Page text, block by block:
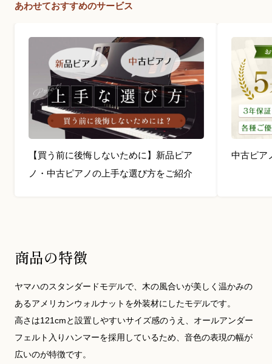
あわせておすすめのサービス
【買う前に後悔しないために】新品ピア
ノ・中古ピアノの上手な選び方をご紹介
中古ピア
商品の特徴
ヤマハのスタンダードモデルで、木の風合いが美しく温かみの
あるアメリカンウォルナットを外装材にしたモデルです。
高さは121cmと設置しやすいサイズ感のうえ、オールアンダー
フェルト入りハンマーを採用しているため、音色の表現の幅が
広いのが特徴です。